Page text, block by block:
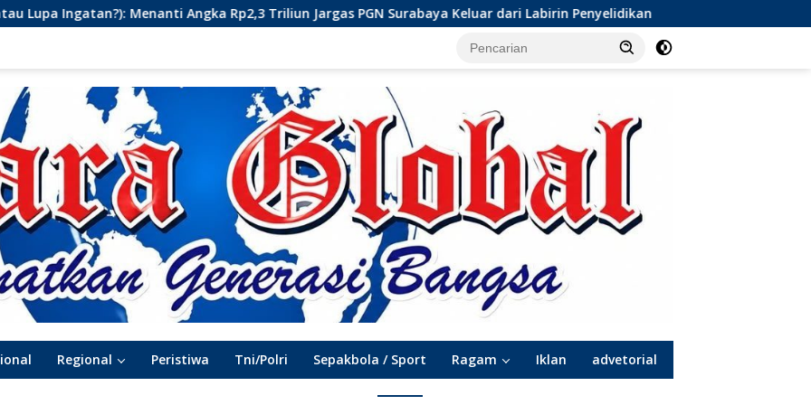
Angka Rp2,3 Triliun Jargas PGN Surabaya Keluar dari Labirin Penyelidikan Dinamika Baru Sepak Bola Surabaya:
Regional Peristiwa Tni/Polri Sepakbola / Sport Ragam Iklan advetorial